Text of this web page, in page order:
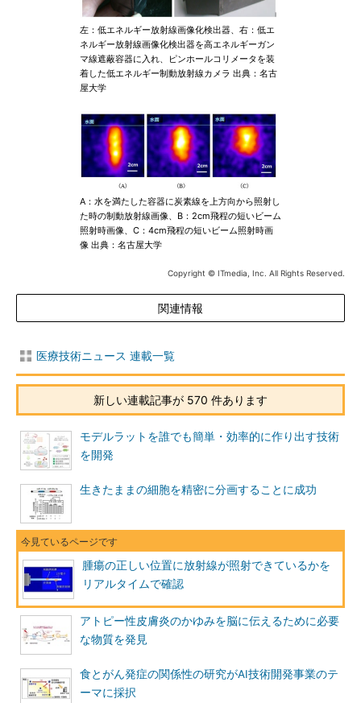
左：低エネルギー放射線画像化検出器、右：低エ
ネルギー放射線画像化検出器を高エネルギーガン
マ線遮蔽容器に入れ、ピンホールコリメータを装
着した低エネルギー制動放射線カメラ 出典：名古
屋大学
A：水を満たした容器に炭素線を上方向から照射し
た時の制動放射線画像、B：2cm飛程の短いビーム
照射時画像、C：4cm飛程の短いビーム照射時画
像 出典：名古屋大学
Copyright © ITmedia, Inc. All Rights Reserved.
関連情報
医療技術ニュース 連載一覧
新しい連載記事が 570 件あります
モデルラットを誰でも簡単・効率的に作り出す技術
を開発
生きたままの細胞を精密に分画することに成功
腫瘍の正しい位置に放射線が照射できているかを
リアルタイムで確認
アトピー性皮膚炎のかゆみを脳に伝えるために必要
な物質を発見
食とがん発症の関係性の研究がAI技術開発事業のテ
ーマに採択